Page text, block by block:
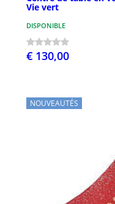
Vie vert
DISPONIBLE
€ 130,00
NOUVEAUTÉS